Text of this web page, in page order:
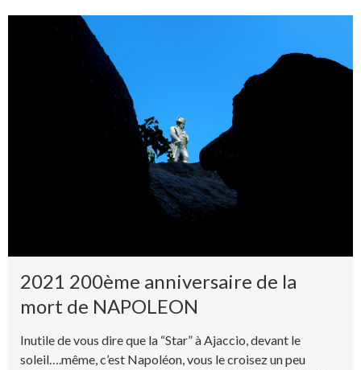
2021 200ème anniversaire de la
mort de NAPOLEON
Inutile de vous dire que la “Star” à Ajaccio, devant le
soleil….même, c’est Napoléon, vous le croisez un peu